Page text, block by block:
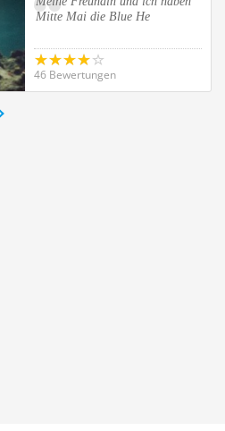
Mitte Mai die Blue He
46 Bewertungen